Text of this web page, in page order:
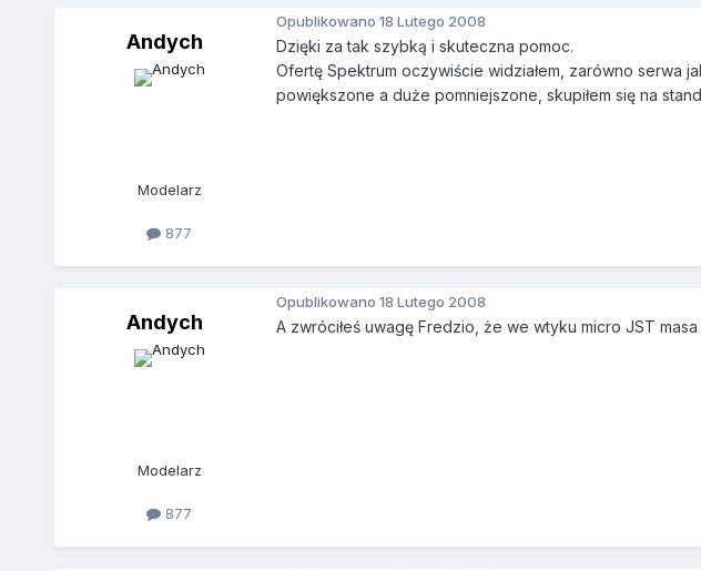
Andych
Modelarz
877
Opublikowano 18 Lutego 2008
Dzięki za tak szybką i skuteczna pomoc.
Ofertę Spektrum oczywiście widziałem, zarówno serwa
powiększone a duże pomniejszone, skupiłem się na
Andych
Modelarz
877
Opublikowano 18 Lutego 2008
A zwróciłeś uwagę Fredzio, że we wtyku micro JST